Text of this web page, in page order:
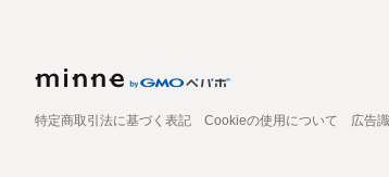
特定商取引法に基づく表記 Cookieの使用について 広告